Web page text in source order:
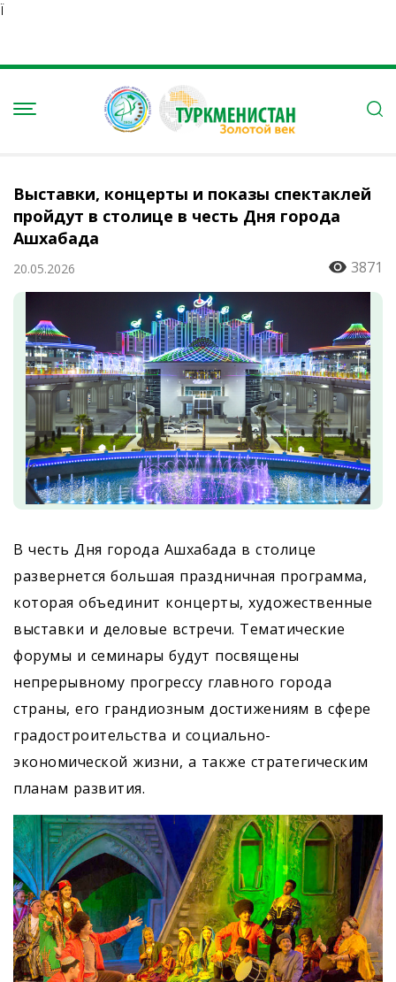
Ï
Выставки, концерты и показы спектаклей
пройдут в столице в честь Дня города
Ашхабада
20.05.2026 3871
В честь Дня города Ашхабада в столице
развернется большая праздничная программа,
которая объединит концерты, художественные
выставки и деловые встречи. Тематические
форумы и семинары будут посвящены
непрерывному прогрессу главного города
страны, его грандиозным достижениям в сфере
градостроительства и социально-
экономической жизни, а также стратегическим
планам развития.